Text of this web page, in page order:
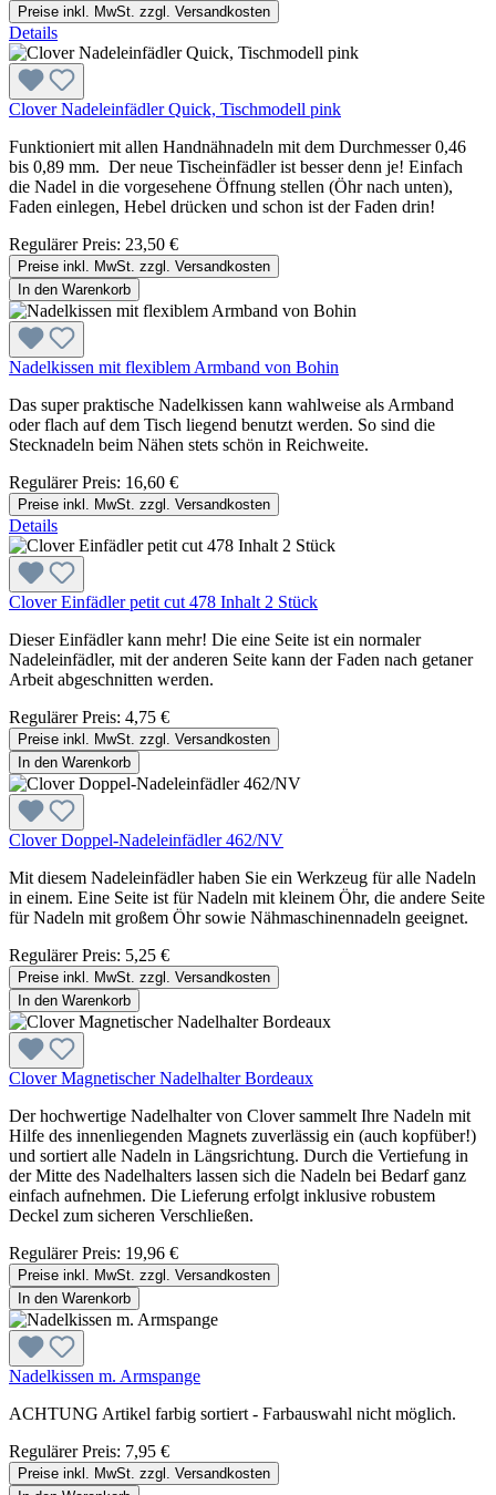
Preise inkl. MwSt. zzgl. Versandkosten
Details
Clover Nadeleinfädler Quick, Tischmodell pink
Funktioniert mit allen Handnähnadeln mit dem Durchmesser 0,46
bis 0,89 mm. Der neue Tischeinfädler ist besser denn je! Einfach
die Nadel in die vorgesehene Öffnung stellen (Öhr nach unten),
Faden einlegen, Hebel drücken und schon ist der Faden drin!
Regulärer Preis: 23,50 €
Preise inkl. MwSt. zzgl. Versandkosten
In den Warenkorb
Nadelkissen mit flexiblem Armband von Bohin
Das super praktische Nadelkissen kann wahlweise als Armband
oder flach auf dem Tisch liegend benutzt werden. So sind die
Stecknadeln beim Nähen stets schön in Reichweite.
Regulärer Preis: 16,60 €
Preise inkl. MwSt. zzgl. Versandkosten
Details
Clover Einfädler petit cut 478 Inhalt 2 Stück
Dieser Einfädler kann mehr! Die eine Seite ist ein normaler
Nadeleinfädler, mit der anderen Seite kann der Faden nach getaner
Arbeit abgeschnitten werden.
Regulärer Preis: 4,75 €
Preise inkl. MwSt. zzgl. Versandkosten
In den Warenkorb
Clover Doppel-Nadeleinfädler 462/NV
Mit diesem Nadeleinfädler haben Sie ein Werkzeug für alle Nadeln
in einem. Eine Seite ist für Nadeln mit kleinem Öhr, die andere Seite
für Nadeln mit großem Öhr sowie Nähmaschinennadeln geeignet.
Regulärer Preis: 5,25 €
Preise inkl. MwSt. zzgl. Versandkosten
In den Warenkorb
Clover Magnetischer Nadelhalter Bordeaux
Der hochwertige Nadelhalter von Clover sammelt Ihre Nadeln mit
Hilfe des innenliegenden Magnets zuverlässig ein (auch kopfüber!)
und sortiert alle Nadeln in Längsrichtung. Durch die Vertiefung in
der Mitte des Nadelhalters lassen sich die Nadeln bei Bedarf ganz
einfach aufnehmen. Die Lieferung erfolgt inklusive robustem
Deckel zum sicheren Verschließen.
Regulärer Preis: 19,96 €
Preise inkl. MwSt. zzgl. Versandkosten
In den Warenkorb
Nadelkissen m. Armspange
ACHTUNG Artikel farbig sortiert - Farbauswahl nicht möglich.
Regulärer Preis: 7,95 €
Preise inkl. MwSt. zzgl. Versandkosten